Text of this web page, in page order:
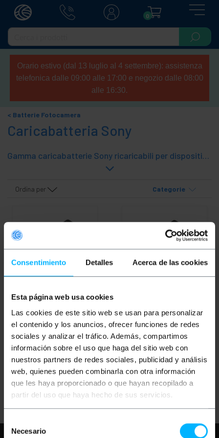
Consentimiento Detalles Acerca de las cookies
Esta página web usa cookies
Las cookies de este sitio web se usan para personalizar
el contenido y los anuncios, ofrecer funciones de redes
sociales y analizar el tráfico. Además, compartimos
información sobre el uso que haga del sitio web con
nuestros partners de redes sociales, publicidad y análisis
web, quienes pueden combinarla con otra información
que les haya proporcionado o que hayan recopilado a
partir del uso que haya hecho de sus servicios.
Necesario
0
Orario estivo (dal 13 luglio al 4 settembre): assistenza
telefonica dalle 09:00 alle 17:00 e negozio dalle 08:00
alle 16:30.
Batterie Fotocamera
Caricabatteria Sony
Gamma caricabatterie Sony ricaricabili per dispositivi quali telefoni cellulari, lettori MP3, macchine fotografiche, telecamere, macchine fotografiche reflex digitali DVR, ecc.
Ordina per Categorie
OUTLET35%
600mA Sony DB-BD1
PVP
1,17 €
0,76€
0,76 IVA inc.
PVD
1,02€
0,66€
Consegna immediata
REF:
BH017
Quantità
4.2V 600mA FR1 FT1
PVP
1,29€
0,84€
IVA inc.
PVD
1,13€
0,73€
Consegna immediata
Quantità